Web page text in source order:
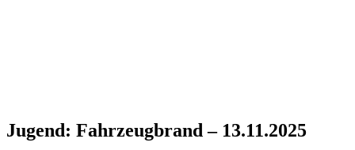
Jugend: Fahrzeugbrand – 13.11.2025